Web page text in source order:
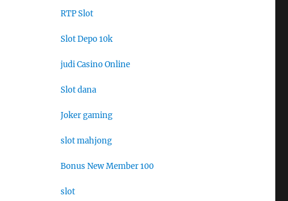
RTP Slot
Slot Depo 10k
judi Casino Online
Slot dana
Joker gaming
slot mahjong
Bonus New Member 100
slot